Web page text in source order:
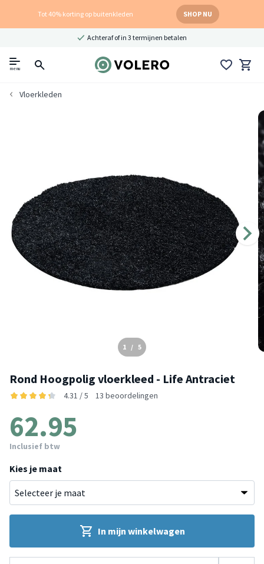
Tot 40% korting op buitenkleden SHOP NU
Achteraf of in 3 termijnen betalen
menu
Vloerkleden
1 / 5
Rond Hoogpolig vloerkleed - Life Antraciet
4.31 / 5 13 beoordelingen
62.95
Inclusief btw
Kies je maat
In mijn winkelwagen